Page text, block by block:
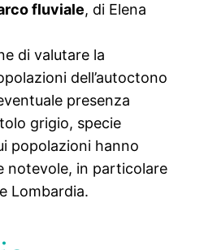
fluviale, di Elena
di valutare la
dell’autoctono
presenza
grigio, specie
popolazioni hanno
notevole, in particolare
Lombardia.